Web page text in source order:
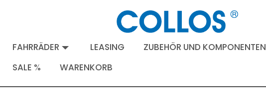
FAHRRÄDER LEASING ZUBEHÖR UND KOMPONENTEN
SALE %
WARENKORB